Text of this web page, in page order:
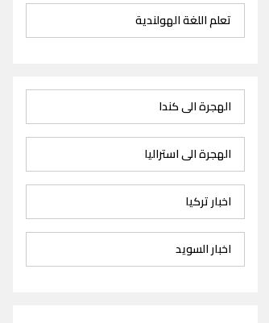
تعلم اللغة الهولندية
الهجرة الى كندا
الهجرة الى استراليا
اخبار تركيا
اخبار السويد